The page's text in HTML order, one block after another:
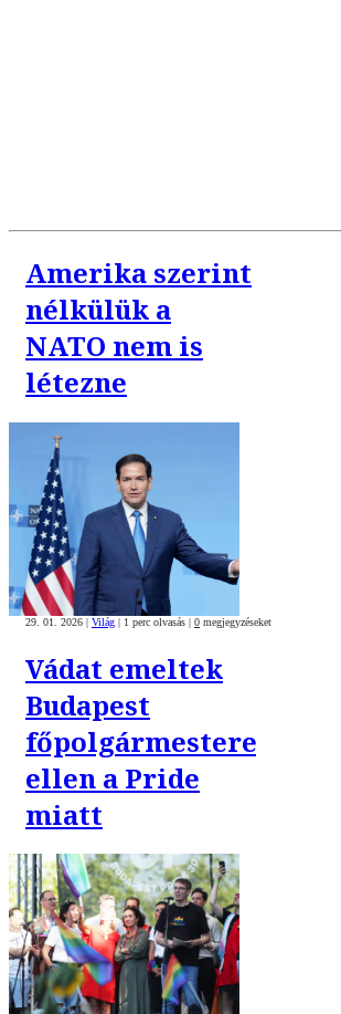
Amerika szerint
nélkülük a
NATO nem is
létezne
29. 01. 2026 | Világ | 1 perc olvasás | 0 megjegyzéseket
Vádat emeltek
Budapest
főpolgármestere
ellen a Pride
miatt